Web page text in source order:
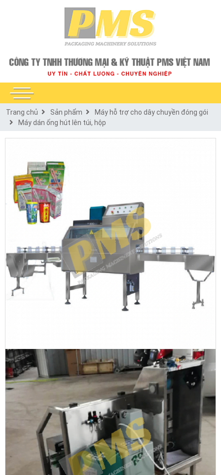
Trang chủ Sản phẩm
Máy hỗ trợ cho dây chuyền đóng gói
Máy dán ống hút lên túi, hộp